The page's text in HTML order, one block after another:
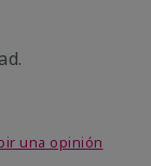
una opinión